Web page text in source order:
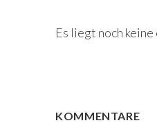
Es liegt noch
KOMMENTARE